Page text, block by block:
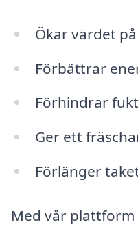
Ökar värdet
Förbättrar
Förhindrar
Ger ett
Förlänger
Med vår plattform